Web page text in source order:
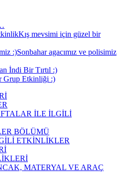
Kış mevsimi için güzel bir
Sonbahar agacımız ve polisimiz
İndi Bir Tırtıl :)
Grup Etkinliği :)
İLE İLGİLİ
BÖLÜMÜ
ETKİNLİKLER
MATERYAL VE ARAÇ